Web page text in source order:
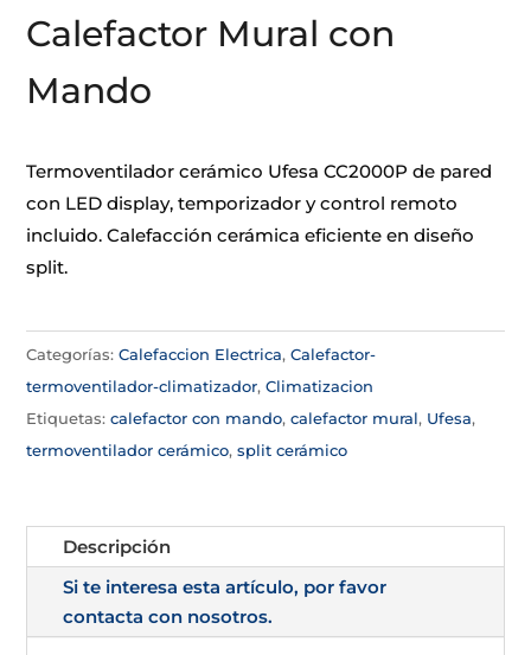
Calefactor Mural con
Mando
Termoventilador cerámico Ufesa CC2000P de pared
con LED display, temporizador y control remoto
incluido. Calefacción cerámica eficiente en diseño
split.
Categorías:Calefaccion Electrica,Calefactor-
termoventilador-climatizador,Climatizacion
Etiquetas:calefactor con mando,calefactor mural, Ufesa,
termoventilador cerámico,split cerámico
Descripción
Si te interesa esta artículo, por favor
contacta con nosotros.